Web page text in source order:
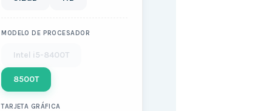
MODELO DE PROCESADOR
Intel i5-8400T
8500T
TARJETA GRÁFICA